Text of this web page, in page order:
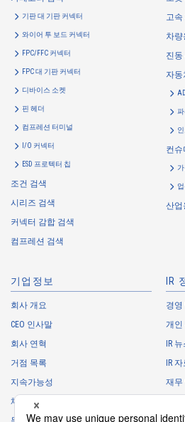
The purposes of use of personal
are as follows: The Company may
use to the extent which is deemed
change, the Company shall notify or
purposes of use to the relevant person of
Customer Information
・
To inform the Customers, etc. of The
・
To provide campaigns and events
・
To improve customer service,
analysis, and the planning and
To control the data of the
To manage the progress of
・
To conduct questionnaires to the
・
To respond to the inquiries from the
Personal information of other
agency clients and business partners
・
To respond to inquiries, business
necessary for business and
・
For the performance of contracts
・
For requesting cooperation in
기판 대 기판 커넥터
와이어 투 보드 커넥터
FPC/FFC 커넥터
FPC 대 기판 커넥터
디바이스 소켓
핀 헤더
컴프레션 터미널
I/O 커넥터
ESD 프로텍터 칩
조건 검색
시리즈 검색
커넥터 감합 검색
컴프레션 검색
고속
차량
진동
자동
컨슈
산업
기업정보
회사 개요
CEO 인사말
회사 연혁
거점 목록
지속가능성
채용 정보
IR
경영
개인
IR
IR
재무